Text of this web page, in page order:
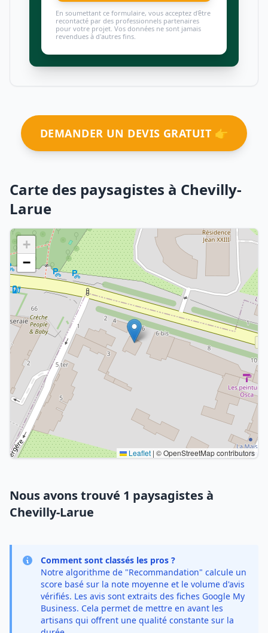
En soumettant ce formulaire, vous acceptez d'être
recontacté par des professionnels partenaires
pour votre projet. Vos données ne sont jamais
revendues à d'autres fins.
DEMANDER UN DEVIS GRATUIT 👉
Carte des paysagistes à Chevilly-
Larue
+
−
Leaflet | © OpenStreetMap contributors
Nous avons trouvé 1 paysagistes à
Chevilly-Larue
Comment sont classés les pros ?
Notre algorithme de "Recommandation" calcule un
score basé sur la note moyenne et le volume d'avis
vérifiés. Les avis sont extraits des fiches Google My
Business. Cela permet de mettre en avant les
artisans qui offrent une qualité constante sur la